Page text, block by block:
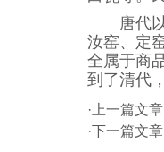
唐代以
汝窑、定
全属于商
到了清代
·上一篇文章
·下一篇文章